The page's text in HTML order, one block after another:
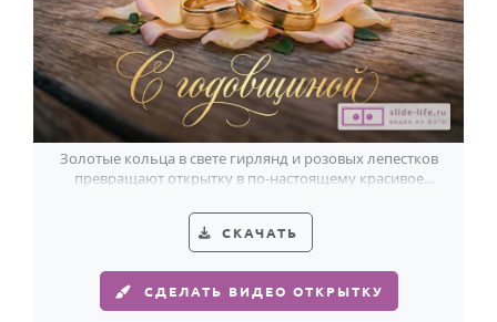
Золотые кольца в свете гирлянд и розовых лепестков
превращают открытку в по-настоящему красивое
СКАЧАТЬ
СДЕЛАТЬ ВИДЕО ОТКРЫТКУ